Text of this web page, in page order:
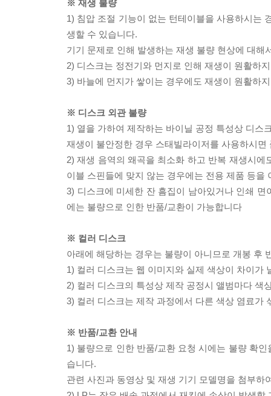
※ 재생 불량
1) 침압 조절 기능이 없는 턴테이블을 사용하시는
생할 수 있습니다.
기기 문제로 인해 발생하는 재생 불량 현상에 대
2) 디스크는 정전기와 먼지로 인해 재생이 원활하
3) 바늘에 먼지가 쌓이는 경우에도 재생이 원활하
※ 디스크 외관 불량
1) 열을 가하여 제작하는 바이닐 공정 특성상 디스
재생이 불안정한 경우 스태빌라이저를 사용하시
2) 재생 음역의 왜곡을 최소화 하고 반복 재생시
이블 스핀들에 맞지 않는 경우에는 전용 제품 등
3) 디스크에 미세한 잔 흠집이 남아있거나 인쇄
에는 불량으로 인한 반품/교환이 가능합니다
※ 컬러 디스크
아래에 해당하는 경우는 불량이 아니므로 개봉 후
1) 컬러 디스크는 웹 이미지와 실제 색상이 차이가
2) 컬러 디스크의 특성상 제작 공정시 앨범마다 색
3) 컬러 디스크는 제작 과정에서 다른 색상 염료가
※ 반품/교환 안내
1) 불량으로 인한 반품/교환 요청 시에는 불량 확
습니다.
관련 사진과 동영상 및 재생 기기 모델명을 첨부하